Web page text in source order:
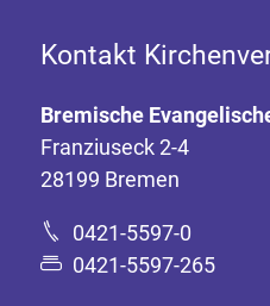
Kontakt
Bremische
Franziuseck 2-4
28199 Bremen
0421-5597-0
0421-5597-265